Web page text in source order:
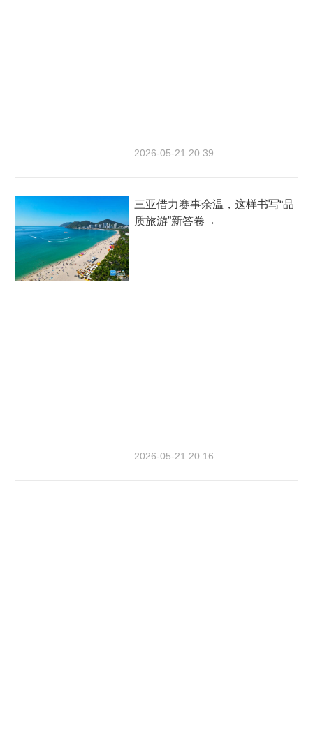
2026-05-21 20:39
三亚借力赛事余温，这样书写“品
质旅游”新答卷→
2026-05-21 20:16